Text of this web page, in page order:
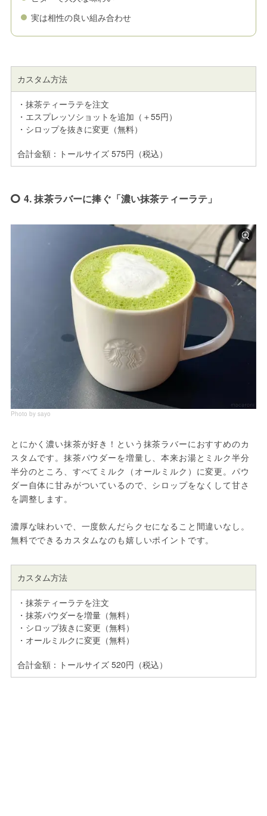
実は相性の良い組み合わせ
カスタム方法
・抹茶ティーラテを注文
・エスプレッソショットを追加（＋55円）
・シロップを抜きに変更（無料）
合計金額：トールサイズ 575円（税込）
4. 抹茶ラバーに捧ぐ「濃い抹茶ティーラテ」
Photo by sayo
とにかく濃い抹茶が好き！という抹茶ラバーにおすすめのカ
スタムです。抹茶パウダーを増量し、本来お湯とミルク半分
半分のところ、すべてミルク（オールミルク）に変更。パウ
ダー自体に甘みがついているので、シロップをなくして甘さ
を調整します。
濃厚な味わいで、一度飲んだらクセになること間違いなし。
無料でできるカスタムなのも嬉しいポイントです。
カスタム方法
・抹茶ティーラテを注文
・抹茶パウダーを増量（無料）
・シロップ抜きに変更（無料）
・オールミルクに変更（無料）
合計金額：トールサイズ 520円（税込）